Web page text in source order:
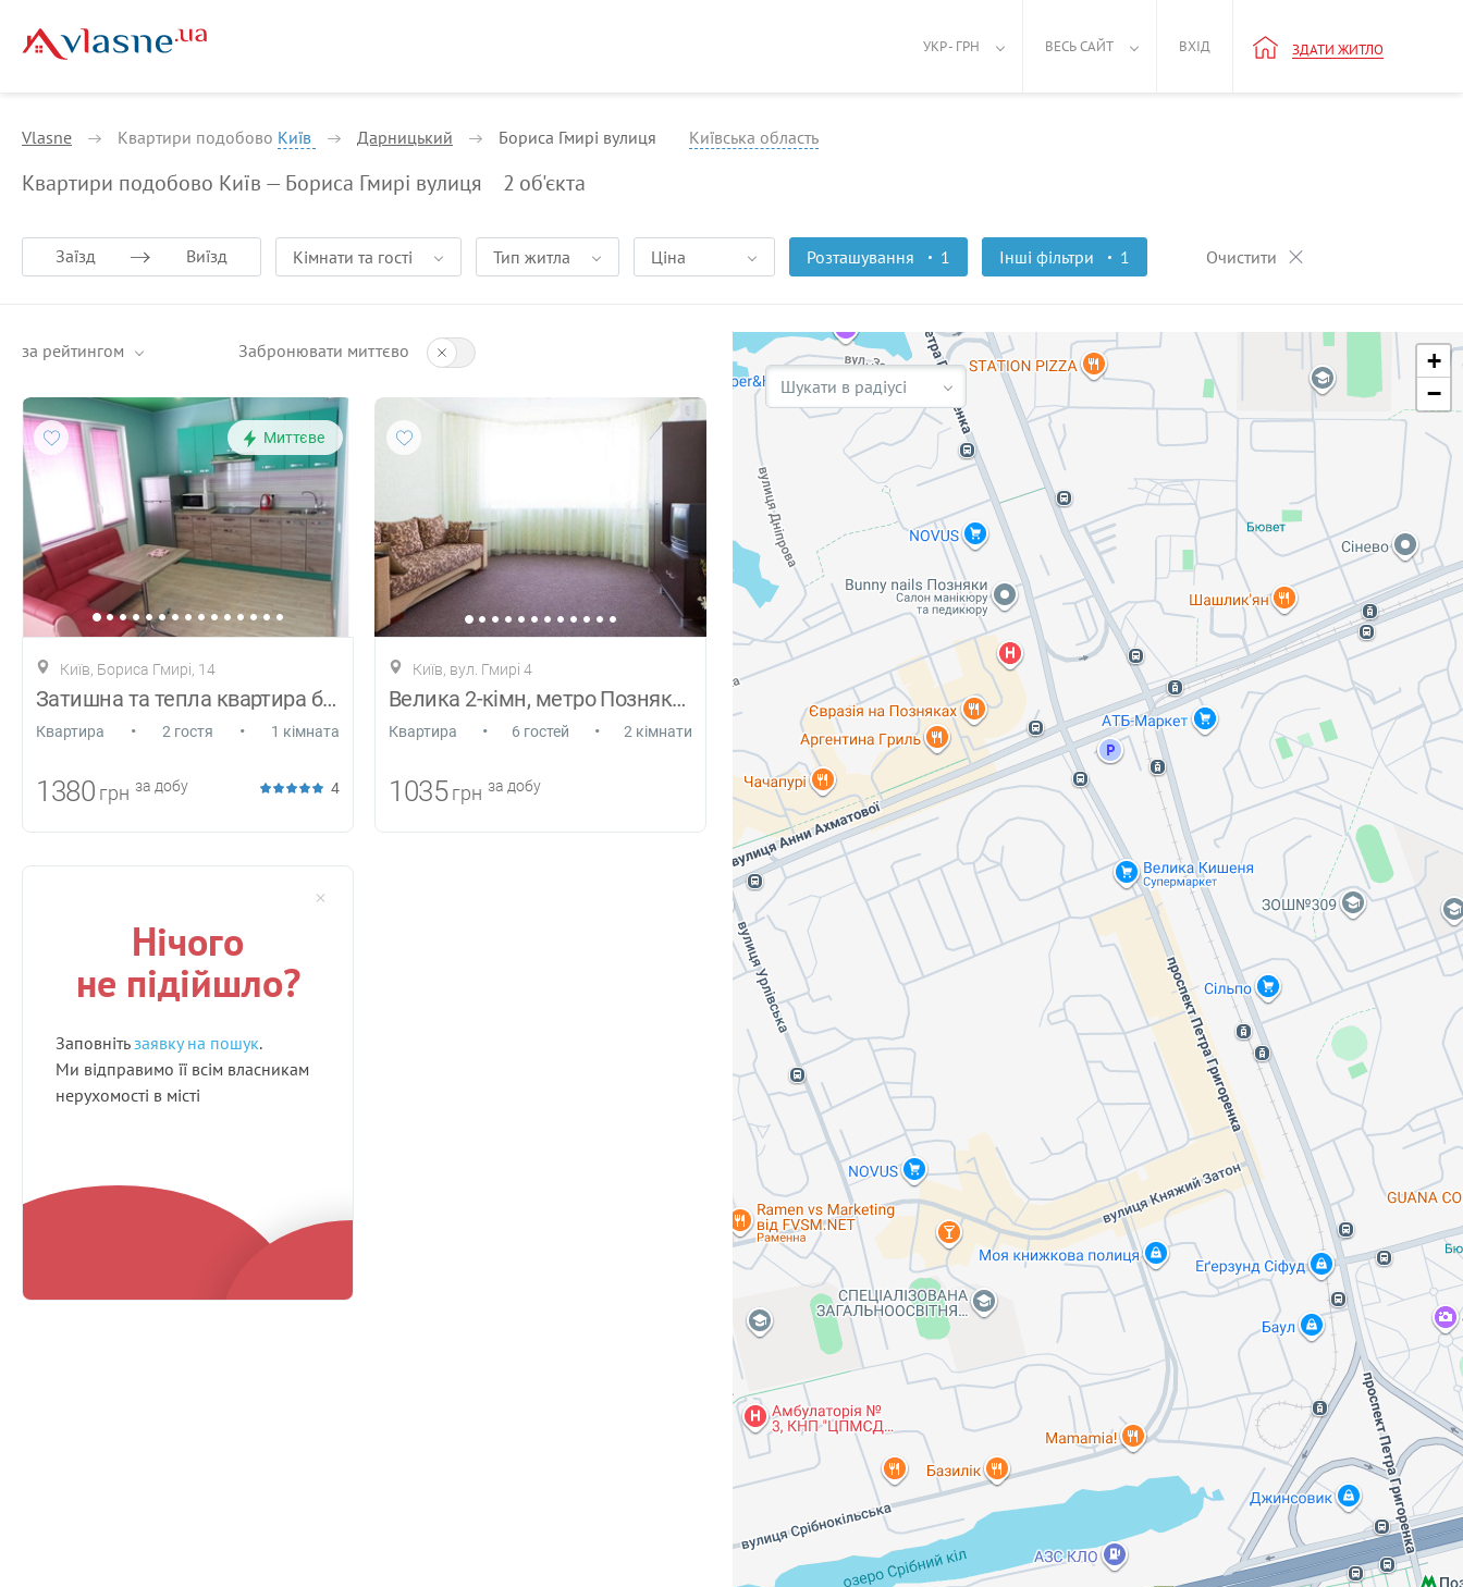
УКР - ГРН ВЕСЬ САЙТ ВХІД ЗДАТИ ЖИТЛО
Vlasne Квартири подобово Київ Дарницький Бориса Гмирі вулиця Київська область
Квартири подобово Київ — Бориса Гмирі вулиця 2 об'єкта
Заїзд Виїзд Кімнати та гості Тип житла Ціна Розташування 1 Інші фільтри 1 Очистити
за рейтингом Забронювати миттєво
Миттєве
Київ, Бориса Гмирі, 14
Затишна та тепла квартира біля м.Познякі
Квартира • 2 гостя • 1 кімната
1380 грн за добу 4
Київ, вул. Гмирі 4
Велика 2-кімн, метро Позняки 5 хв
Квартира • 6 гостей • 2 кімнати
1035 грн за добу
Нічого
не підійшло?
Заповнітьзаявку на пошук.
Ми відправимо її всім власникам
нерухомості в місті
Шукати в радіусі
+
−